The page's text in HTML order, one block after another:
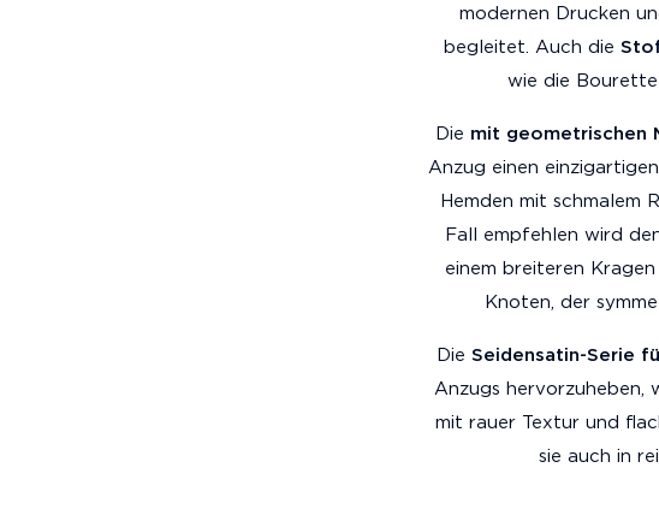
modernen Drucken
begleitet. Auch die
wie die
Die mit geometrischen
Anzug einen
Hemden mit schmalem
Fall empfehlen wird
einem breiteren
Knoten, der
Die Seidensatin-Serie
Anzugs hervorzuheben,
mit rauer Textur und
sie auch in